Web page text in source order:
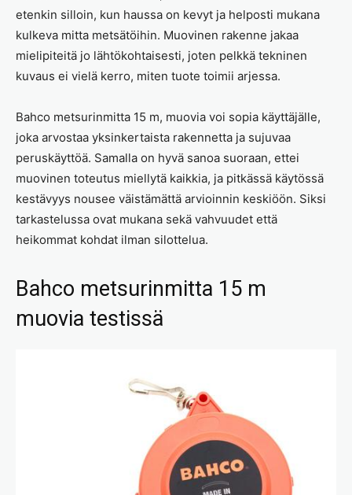
etenkin silloin, kun haussa on kevyt ja helposti mukana
kulkeva mitta metsätöihin. Muovinen rakenne jakaa
mielipiteitä jo lähtökohtaisesti, joten pelkkä tekninen
kuvaus ei vielä kerro, miten tuote toimii arjessa.
Bahco metsurinmitta 15 m, muovia voi sopia käyttäjälle,
joka arvostaa yksinkertaista rakennetta ja sujuvaa
peruskäyttöä. Samalla on hyvä sanoa suoraan, ettei
muovinen toteutus miellytä kaikkia, ja pitkässä käytössä
kestävyys nousee väistämättä arvioinnin keskiöön. Siksi
tarkastelussa ovat mukana sekä vahvuudet että
heikommat kohdat ilman silottelua.
Bahco metsurinmitta 15 m
muovia testissä